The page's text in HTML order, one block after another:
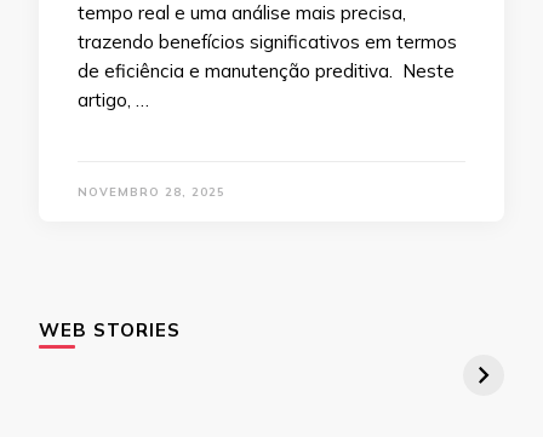
tempo real e uma análise mais precisa,
trazendo benefícios significativos em termos
de eficiência e manutenção preditiva. Neste
artigo, …
NOVEMBRO 28, 2025
WEB STORIES